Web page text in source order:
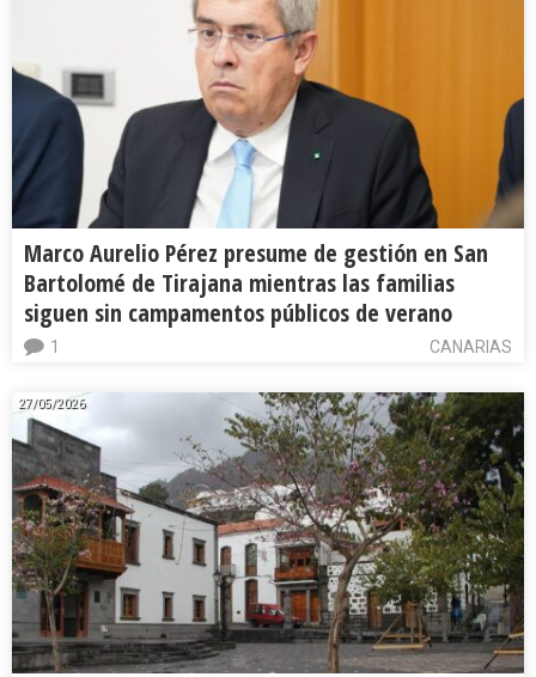
Marco Aurelio Pérez presume de gestión en San
Bartolomé de Tirajana mientras las familias
siguen sin campamentos públicos de verano
CANARIAS
1
27/05/2026